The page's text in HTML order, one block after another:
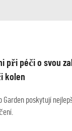
při péči o svou
kolen
poskytují